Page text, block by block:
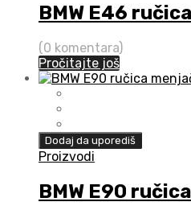
BMW E46
(0 komentara)
Pročitajte još
Dodaj da uporediš
Proizvodi
BMW E90